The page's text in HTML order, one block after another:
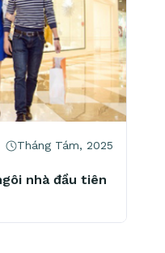
Tháng Tám, 2025
nhà đầu tiên